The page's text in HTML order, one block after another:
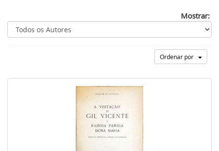
Mostrar:
Ordenar por